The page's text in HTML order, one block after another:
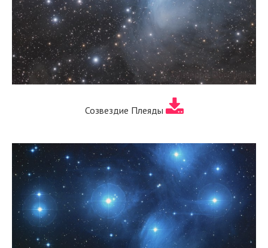
Созвездие Плеяды